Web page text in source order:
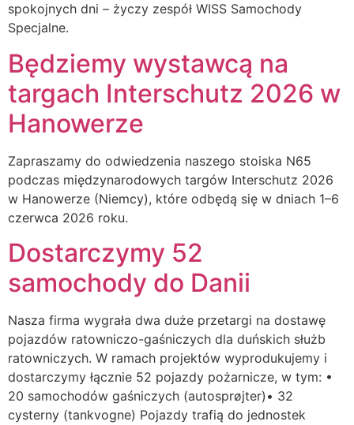
spokojnych dni – życzy zespół WISS Samochody
Specjalne.
Będziemy wystawcą na
targach Interschutz 2026 w
Hanowerze
Zapraszamy do odwiedzenia naszego stoiska N65
podczas międzynarodowych targów Interschutz 2026
w Hanowerze (Niemcy), które odbędą się w dniach 1–6
czerwca 2026 roku.
Dostarczymy 52
samochody do Danii
Nasza firma wygrała dwa duże przetargi na dostawę
pojazdów ratowniczo-gaśniczych dla duńskich służb
ratowniczych. W ramach projektów wyprodukujemy i
dostarczymy łącznie 52 pojazdy pożarnicze, w tym: •
20 samochodów gaśniczych (autosprøjter)• 32
cysterny (tankvogne) Pojazdy trafią do jednostek